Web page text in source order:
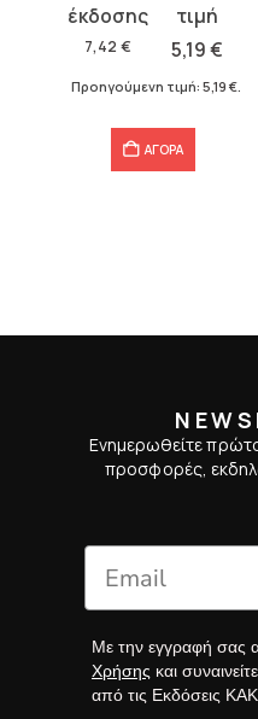
7,42 €
price
was:
7,42 €.
5,19€
τρέχουσα
τιμή
είναι:
Προηγούμενη τιμή: 5,19 €.
ΑΓΟΡΑ
Ενημερωθείτε
προσφορές,
Με την εγγραφή σας
Χρήσης και
από τις Εκδόσεις